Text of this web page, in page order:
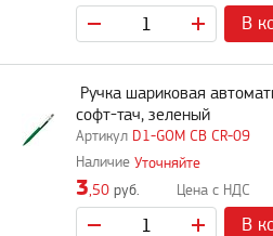
В
D1-GOM CB CR-09
Ручка шариковая
софт-тач, зеленый
Уточняйте
3,50 руб.
В